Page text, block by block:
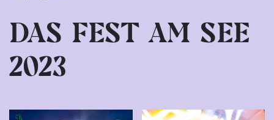
DAS FEST AM SEE
2023